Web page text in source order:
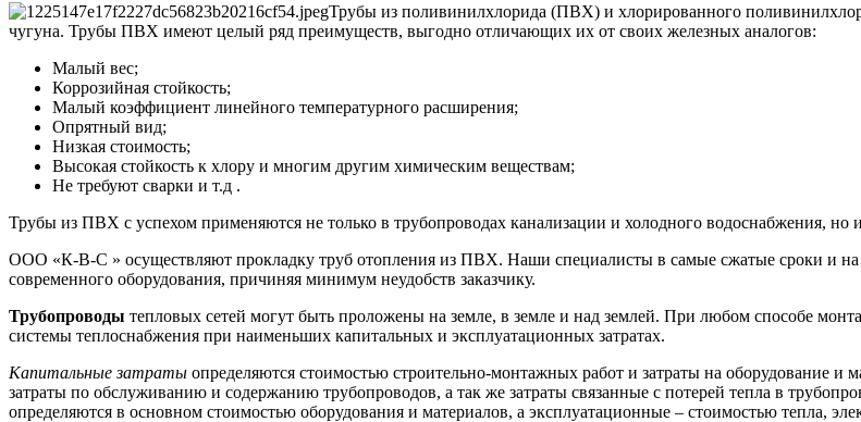
Трубы из поливинилхлорида (ПВХ) и хлорированного
чугуна. Трубы ПВХ имеют целый ряд преимуществ, выгодно отличающих их от своих железных аналогов:
Малый вес;
Коррозийная стойкость;
Малый коэффициент линейного температурного расширения;
Опрятный вид;
Низкая стоимость;
Высокая стойкость к хлору и многим другим химическим веществам;
Не требуют сварки и т.д .
Трубы из ПВХ с успехом применяются не только в трубопроводах канализации и холодного водоснабжения, но
ООО «К-В-С » осуществляют прокладку труб отопления из ПВХ. Наши специалисты в самые сжатые сроки и на
современного оборудования, причиняя минимум неудобств заказчику.
Трубопроводы тепловых сетей могут быть проложены на земле, в земле и над землей. При любом способе
системы теплоснабжения при наименьших капитальных и эксплуатационных затратах.
Капитальные затраты определяются стоимостью строительно-монтажных работ и затраты на оборудование и
затраты по обслуживанию и содержанию трубопроводов, а так же затраты связанные с потерей тепла в
определяются в основном стоимостью оборудования и материалов, а эксплуатационные – стоимостью тепла,